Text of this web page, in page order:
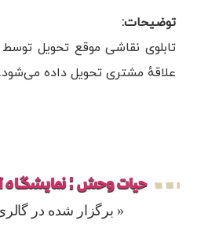
توضیحات:
تابلوی نقاشی موقع تحویل
علاقهٔ مشتری تحویل داده می‌شود.
حیات وحش ¦ نمایشگاه
« برگزار شده در